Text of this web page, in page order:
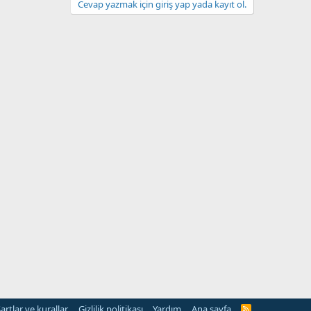
Cevap yazmak için giriş yap yada kayıt ol.
R